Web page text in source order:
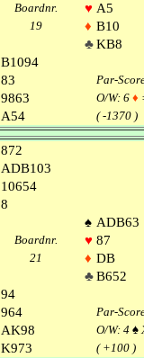
Boardnr. ♥ A5
19 ♦ B10
♣KB8
B1094
83
Par-
9863 O/W: 6 ♦
A54 ( -1370 )
872
ADB103
10654
8
♠ ADB63
Boardnr. ♥ 87
21 ♦ DB
♣B652
94
964
Par-
AK98 O/W: 4 ♠
K973 ( +100 )